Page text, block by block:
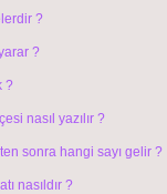
?
?
?
nasıl yazılır ?
sonra hangi sayı gelir ?
nasıldır ?